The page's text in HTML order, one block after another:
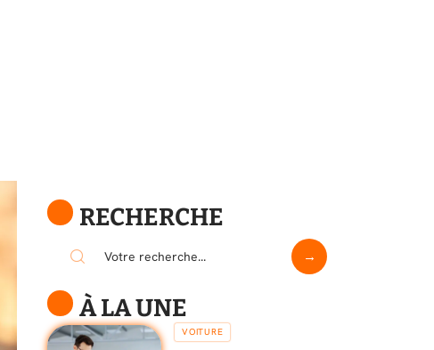
RECHERCHE
À LA UNE
VOITURE